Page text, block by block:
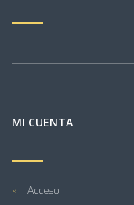
MI CUENTA
Acceso